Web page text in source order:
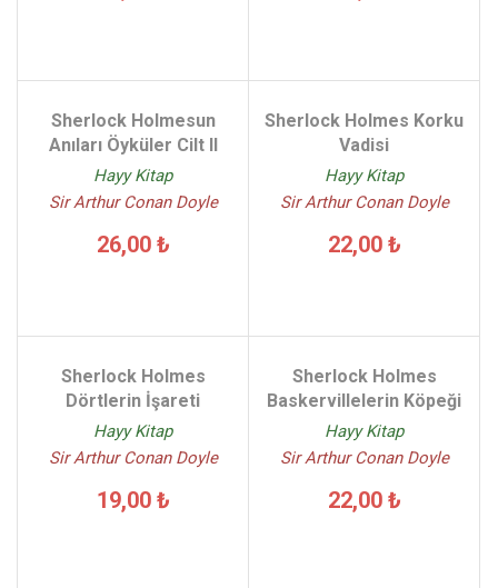
Sherlock Holmesun
Anıları Öyküler Cilt II
Hayy Kitap
Sir Arthur Conan Doyle
26,00 ₺
Sherlock Holmes Korku
Vadisi
Hayy Kitap
Sir Arthur Conan Doyle
22,00 ₺
Sherlock Holmes
Dörtlerin İşareti
Hayy Kitap
Sir Arthur Conan Doyle
19,00 ₺
Sherlock Holmes
Baskervillelerin Köpeği
Hayy Kitap
Sir Arthur Conan Doyle
22,00 ₺